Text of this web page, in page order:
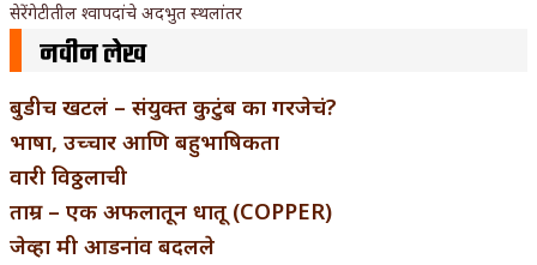
सेरेंगेटीतील श्वापदांचे अदभुत स्थलांतर
नवीन लेख
बुडीच खटलं – संयुक्त कुटुंब का गरजेचं?
भाषा, उच्चार आणि बहुभाषिकता
वारी विठ्ठलाची
ताम्र – एक अफलातून धातू (COPPER)
जेव्हा मी आडनांव बदलले